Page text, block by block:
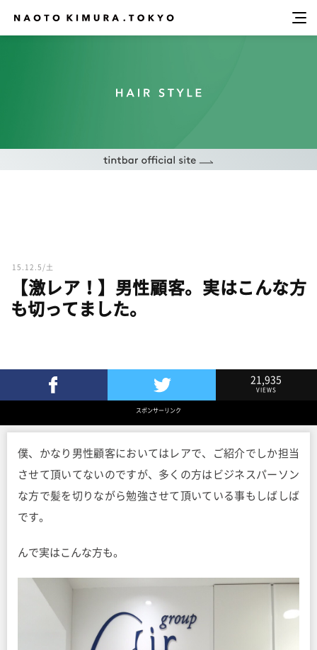
15.12.5/土
【激レア！】男性顧客。実はこんな方
も切ってました。
Twitterでツイート
21,935
VIEWS
スポンサーリンク
僕、かなり男性顧客においてはレアで、ご紹介でしか担当
させて頂いてないのですが、多くの方はビジネスパーソン
な方で髪を切りながら勉強させて頂いている事もしばしば
です。
んで実はこんな方も。